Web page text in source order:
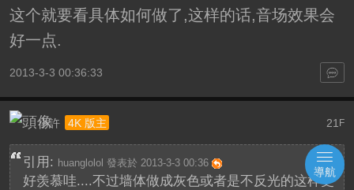
这个就要看具体如何做了,这样的话,音场效果会
好一点.
2013-3-3 00:36:33
21 F
小許 4K 版主
引用: huanglolol 發表於 2013-3-3 00:36
好羡慕哇....不过墙体做成灰色或者是不反光的这样更
導航